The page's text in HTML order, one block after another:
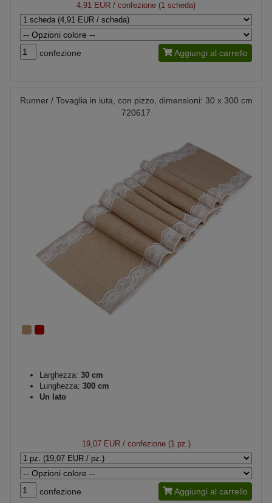
4,91 EUR / confezione (1 scheda)
confezione Aggiungi al carrello
Runner / Tovaglia in iuta, con pizzo, dimensioni: 30 x 300 cm
720617
Larghezza: 30 cm
Lunghezza: 300 cm
Un lato
19,07 EUR/ confezione (1 pz.)
confezione Aggiungi al carrello